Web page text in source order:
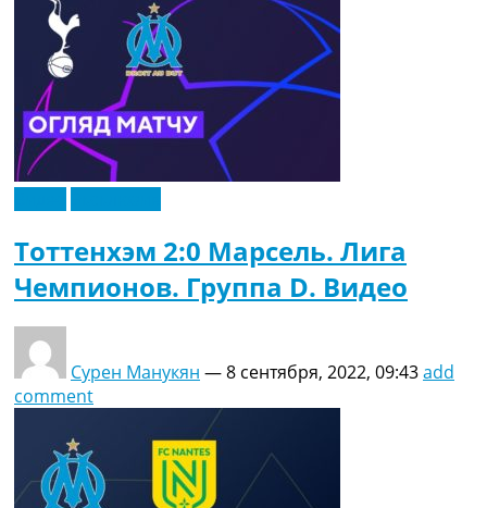
Тоттенхэм 2:0 Марсель. Лига
Чемпионов. Группа D. Видео
Сурен Манукян —8 сентября, 2022, 09:43add
comment